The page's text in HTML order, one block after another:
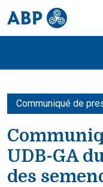
Communiqué de
UDB-GA
des